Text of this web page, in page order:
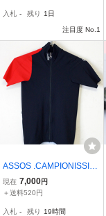
入札 - 残り 1日
注目度 No.1
ASSOS .CAMPIONISSIM
O EVO 7 アソス カンピ
オニッシモ エヴォ7 XS
現在 7,000円
＋送料520円
入札 - 残り 19時間